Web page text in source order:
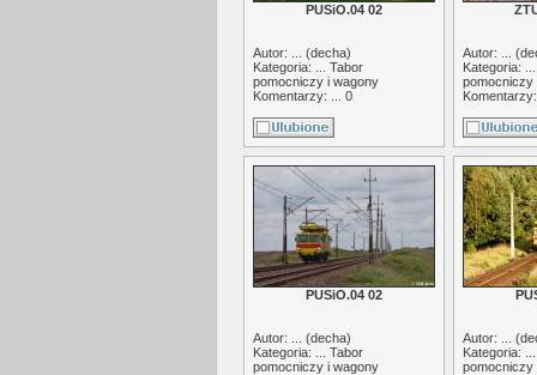
PUSiO.04 02
Autor: ... (decha)
Kategoria: ... Tabor
pomocniczy i wagony
Komentarzy: ... 0
Autor: ... (
Kategoria:
pomocniczy
PUSiO.04 02
Autor: ... (decha)
Kategoria: ... Tabor
pomocniczy i wagony
Autor: ... (
Kategoria:
pomocniczy